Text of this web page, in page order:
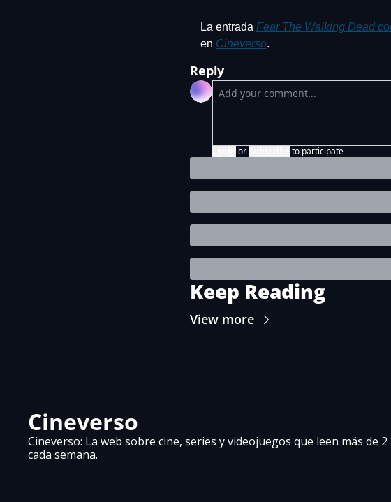
La entrada Fear The Walking Dead
en Cineverso.
Reply
or to participate
Keep Reading
View more
Cineverso
Cineverso: La web sobre cine, series y videojuegos que leen más de
cada semana.